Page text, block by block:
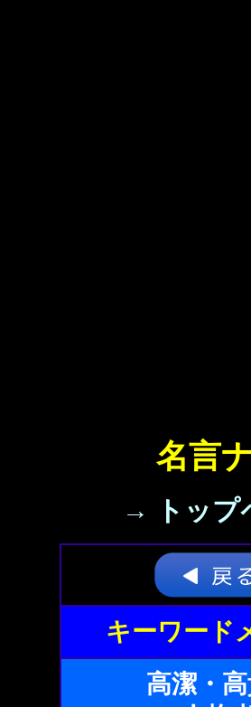
名言
→ トップ
キーワード
高潔・